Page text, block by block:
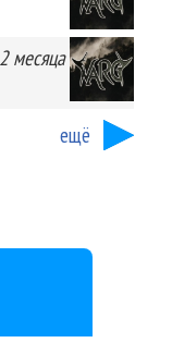
2 месяца
ещё